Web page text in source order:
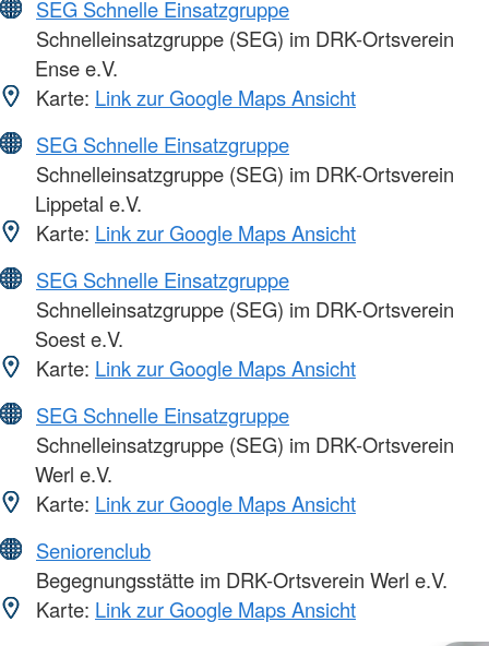
SEG Schnelle Einsatzgruppe
Schnelleinsatzgruppe (SEG) im DRK-Ortsverein
Ense e.V.
Karte: Link zur Google Maps Ansicht
SEG Schnelle Einsatzgruppe
Schnelleinsatzgruppe (SEG) im DRK-Ortsverein
Lippetal e.V.
Karte: Link zur Google Maps Ansicht
SEG Schnelle Einsatzgruppe
Schnelleinsatzgruppe (SEG) im DRK-Ortsverein
Soest e.V.
Karte: Link zur Google Maps Ansicht
SEG Schnelle Einsatzgruppe
Schnelleinsatzgruppe (SEG) im DRK-Ortsverein
Werl e.V.
Karte: Link zur Google Maps Ansicht
Seniorenclub
Begegnungsstätte im DRK-Ortsverein Werl e.V.
Karte: Link zur Google Maps Ansicht